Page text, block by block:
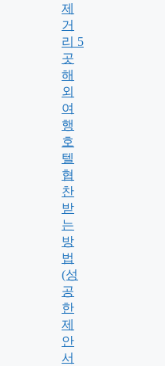
제
거
리 5
곳
해
외
여
행
호
텔
협
찬
받
는
방
법
(성
공
한
제
안
서